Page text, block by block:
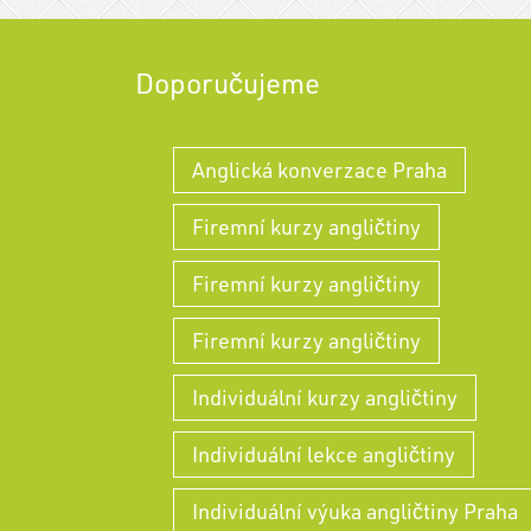
Doporučujeme
Anglická konverzace Praha
Firemní kurzy angličtiny
Firemní kurzy angličtiny
Firemní kurzy angličtiny
Individuální kurzy angličtiny
Individuální lekce angličtiny
Individuální výuka angličtiny Praha